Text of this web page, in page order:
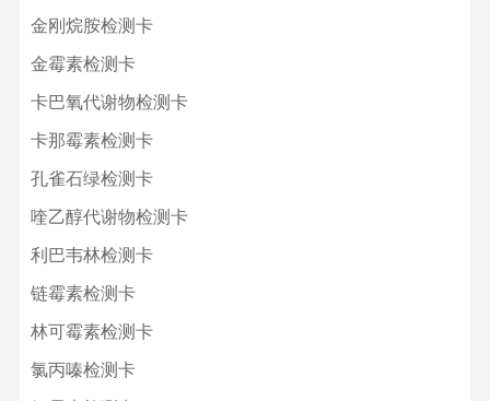
金刚烷胺检测卡
金霉素检测卡
卡巴氧代谢物检测卡
卡那霉素检测卡
孔雀石绿检测卡
喹乙醇代谢物检测卡
利巴韦林检测卡
链霉素检测卡
林可霉素检测卡
氯丙嗪检测卡